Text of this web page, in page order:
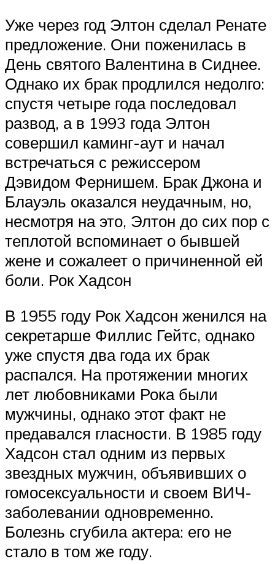
Уже через год Элтон сделал Ренате
предложение. Они поженилась в
День святого Валентина в Сиднее.
Однако их брак продлился недолго:
спустя четыре года последовал
развод, а в 1993 года Элтон
совершил каминг-аут и начал
встречаться с режиссером
Дэвидом Фернишем. Брак Джона и
Блауэль оказался неудачным, но,
несмотря на это, Элтон до сих пор с
теплотой вспоминает о бывшей
жене и сожалеет о причиненной ей
боли. Рок Хадсон
В 1955 году Рок Хадсон женился на
секретарше Филлис Гейтс, однако
уже спустя два года их брак
распался. На протяжении многих
лет любовниками Рока были
мужчины, однако этот факт не
предавался гласности. В 1985 году
Хадсон стал одним из первых
звездных мужчин, объявивших о
гомосексуальности и своем ВИЧ-
заболевании одновременно.
Болезнь сгубила актера: его не
стало в том же году.